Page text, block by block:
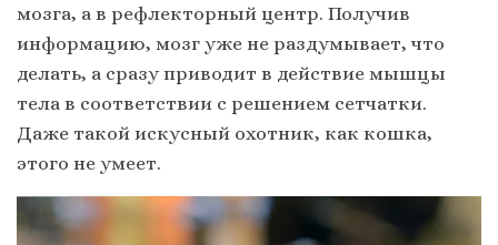
мозга, а в рефлекторный центр. Получив
информацию, мозг уже не раздумывает, что
делать, а сразу приводит в действие мышцы
тела в соответствии с решением сетчатки.
Даже такой искусный охотник, как кошка,
этого не умеет.